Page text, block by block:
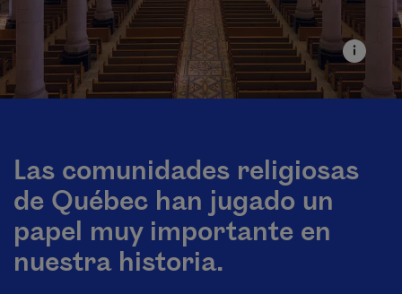
Las comunidades religiosas
de Québec han jugado un
papel muy importante en
nuestra historia.